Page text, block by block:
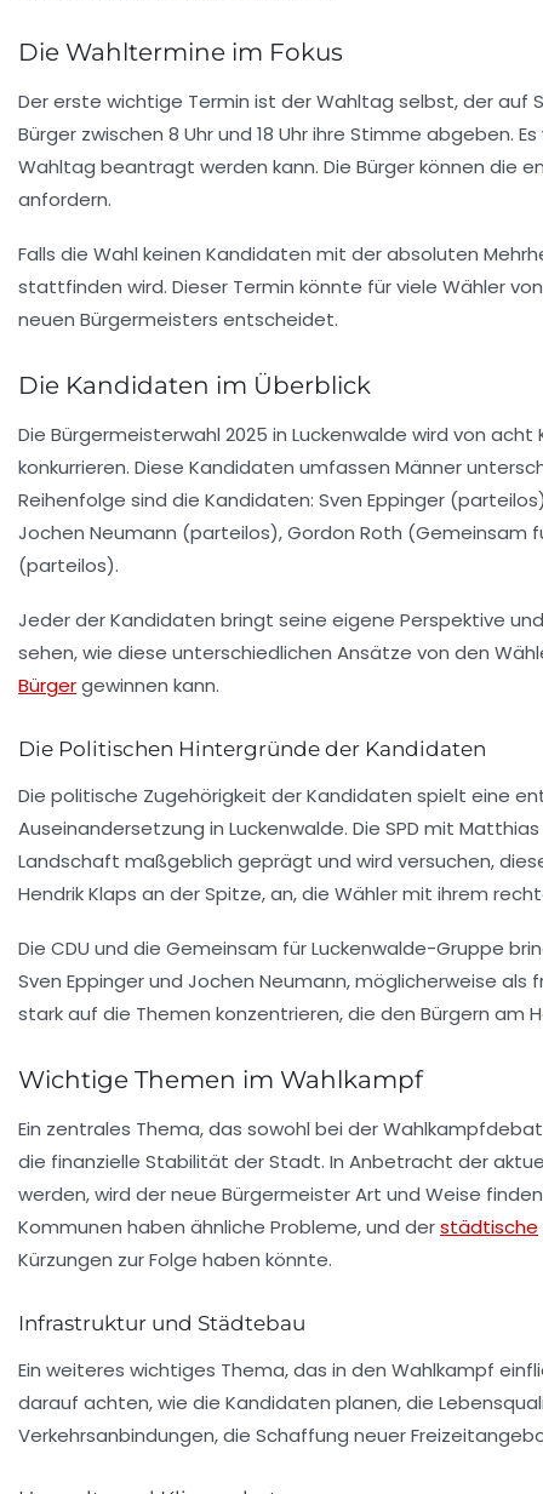
Die Wahltermine im Fokus
Der erste wichtige Termin ist der Wahltag selbst, der auf
Bürger zwischen 8 Uhr und 18 Uhrihre Stimme abgeben.
Wahltag beantragt werden kann. Die Bürger können die
anfordern.
Falls die Wahl keinen Kandidaten mit der absoluten
stattfinden wird. Dieser Termin könnte für viele Wähler
neuen Bürgermeisters entscheidet.
Die Kandidaten im Überblick
Die Bürgermeisterwahl 2025 in Luckenwalde wird von
konkurrieren. Diese Kandidaten umfassen Männer
Reihenfolge sind die Kandidaten: Sven Eppinger
Jochen Neumann (parteilos),Gordon Roth (Gemeinsam
(parteilos).
Jeder der Kandidaten bringt seine eigene Perspektive
sehen, wie diese unterschiedlichen Ansätze von den
Bürgergewinnen kann.
Die Politischen Hintergründe der Kandidaten
Die politische Zugehörigkeit der Kandidaten spielt eine
Auseinandersetzung in Luckenwalde. Die SPD mit Matthias
Landschaft maßgeblich geprägt und wird versuchen,
Hendrik Klaps an der Spitze, an, die Wähler mit ihrem
Die CDU und die Gemeinsam für Luckenwalde-Gruppe
Sven Eppinger und Jochen Neumann, möglicherweise
stark auf die Themen konzentrieren, die den Bürgern am
Wichtige Themen im Wahlkampf
Ein zentrales Thema, das sowohl bei der
die finanzielle Stabilität der Stadt. In Anbetracht der
werden, wird der neue Bürgermeister Art und Weise
Kommunen haben ähnliche Probleme, und derstädtische
Kürzungen zur Folge haben könnte.
Infrastruktur und Städtebau
Ein weiteres wichtiges Thema, das in den Wahlkampf
darauf achten, wie die Kandidaten planen, die
Verkehrsanbindungen, die Schaffung neuer